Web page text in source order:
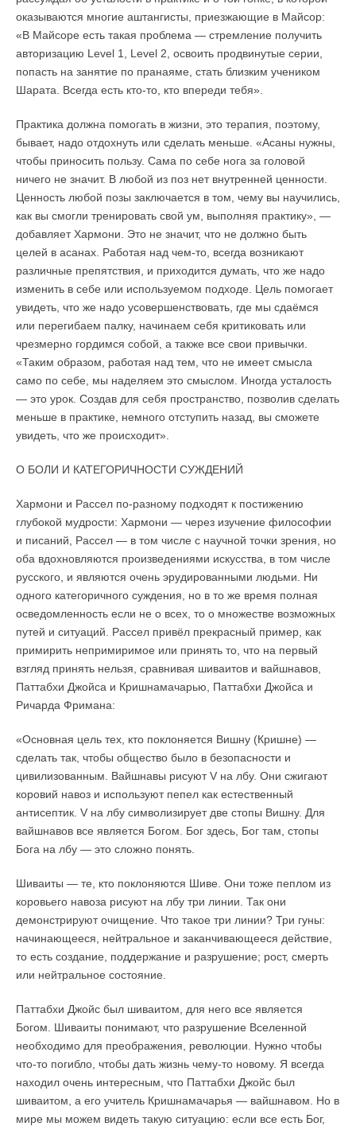
оказываются многие аштангисты, приезжающие в Майсор:
«В Майсоре есть такая проблема — стремление получить
авторизацию Level 1, Level 2, освоить продвинутые серии,
попасть на занятие по пранаяме, стать близким учеником
Шарата. Всегда есть кто-то, кто впереди тебя».
Практика должна помогать в жизни, это терапия, поэтому,
бывает, надо отдохнуть или сделать меньше. «Асаны нужны,
чтобы приносить пользу. Сама по себе нога за головой
ничего не значит. В любой из поз нет внутренней ценности.
Ценность любой позы заключается в том, чему вы научились,
как вы смогли тренировать свой ум, выполняя практику», —
добавляет Хармони. Это не значит, что не должно быть
целей в асанах. Работая над чем-то, всегда возникают
различные препятствия, и приходится думать, что же надо
изменить в себе или используемом подходе. Цель помогает
увидеть, что же надо усовершенствовать, где мы сдаёмся
или перегибаем палку, начинаем себя критиковать или
чрезмерно гордимся собой, а также все свои привычки.
«Таким образом, работая над тем, что не имеет смысла
само по себе, мы наделяем это смыслом. Иногда усталость
— это урок. Создав для себя пространство, позволив сделать
меньше в практике, немного отступить назад, вы сможете
увидеть, что же происходит».
О БОЛИ И КАТЕГОРИЧНОСТИ СУЖДЕНИЙ
Хармони и Рассел по-разному подходят к постижению
глубокой мудрости: Хармони — через изучение философии
и писаний, Рассел — в том числе с научной точки зрения, но
оба вдохновляются произведениями искусства, в том числе
русского, и являются очень эрудированными людьми. Ни
одного категоричного суждения, но в то же время полная
осведомленность если не о всех, то о множестве возможных
путей и ситуаций. Рассел привёл прекрасный пример, как
примирить непримиримое или принять то, что на первый
взгляд принять нельзя, сравнивая шиваитов и вайшнавов,
Паттабхи Джойса и Кришнамачарью, Паттабхи Джойса и
Ричарда Фримана:
«Основная цель тех, кто поклоняется Вишну (Кришне) —
сделать так, чтобы общество было в безопасности и
цивилизованным. Вайшнавы рисуют V на лбу. Они сжигают
коровий навоз и используют пепел как естественный
антисептик. V на лбу символизирует две стопы Вишну. Для
вайшнавов все является Богом. Бог здесь, Бог там, стопы
Бога на лбу — это сложно понять.
Шиваиты — те, кто поклоняются Шиве. Они тоже пеплом из
коровьего навоза рисуют на лбу три линии. Так они
демонстрируют очищение. Что такое три линии? Три гуны:
начинающееся, нейтральное и заканчивающееся действие,
то есть создание, поддержание и разрушение; рост, смерть
или нейтральное состояние.
Паттабхи Джойс был шиваитом, для него все является
Богом. Шиваиты понимают, что разрушение Вселенной
необходимо для преображения, революции. Нужно чтобы
что-то погибло, чтобы дать жизнь чему-то новому. Я всегда
находил очень интересным, что Паттабхи Джойс был
шиваитом, а его учитель Кришнамачарья — вайшнавом. Но в
мире мы можем видеть такую ситуацию: если все есть Бог,